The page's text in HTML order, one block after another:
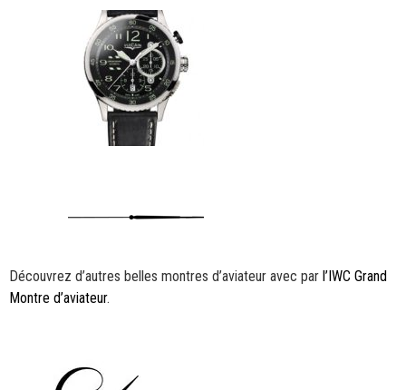
Découvrez d’autres belles montres d’aviateur avec par l’IWC Grand
Montre d’aviateur.